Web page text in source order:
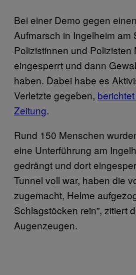
Bei einer Demo gegen
Aufmarsch in Ingelheim am
Polizistinnen und Polizisten
eingesperrt und dann
haben. Dabei habe es
Verletzte gegeben,
Zeitung.
Rund 150 Menschen
eine Unterführung am
gedrängt und dort
Tunnel voll war, haben die
zugemacht, Helme
Schlagstöcken rein”, zitiert
Augenzeugen.